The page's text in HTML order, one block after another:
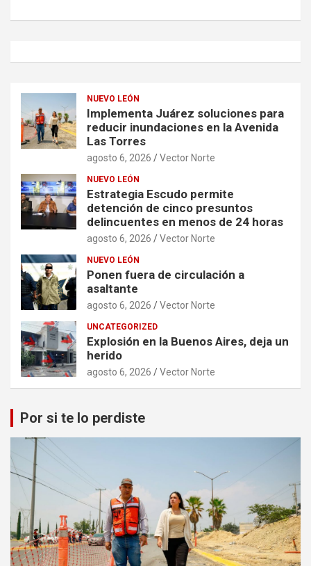
NUEVO LEÓN
Implementa Juárez soluciones para
reducir inundaciones en la Avenida
Las Torres
agosto 6, 2026 Vector Norte
NUEVO LEÓN
Estrategia Escudo permite
detención de cinco presuntos
delincuentes en menos de 24 horas
agosto 6, 2026 Vector Norte
NUEVO LEÓN
Ponen fuera de circulación a
asaltante
agosto 6, 2026 Vector Norte
UNCATEGORIZED
Explosión en la Buenos Aires, deja un
herido
agosto 6, 2026 Vector Norte
Por si te lo perdiste